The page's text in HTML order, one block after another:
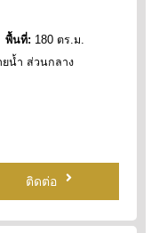
พื้นที่: 180 ตร.ม.
ยน้ำ ส่วนกลาง
ติดต่อ